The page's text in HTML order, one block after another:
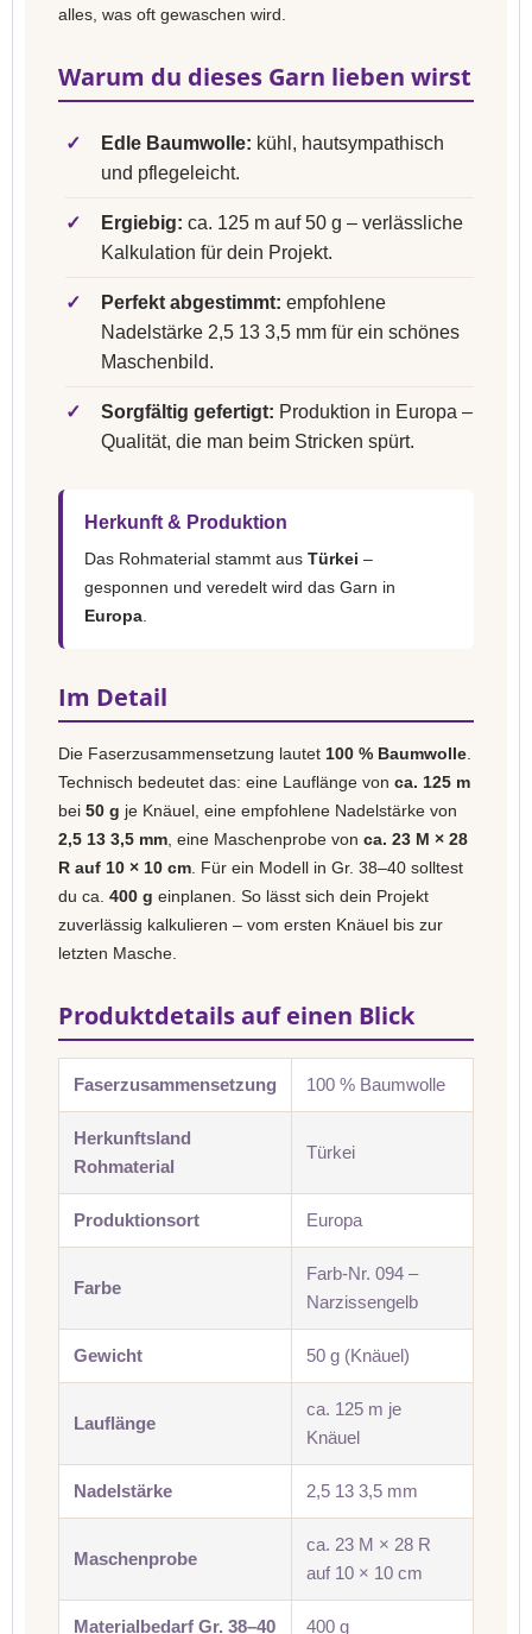
alles, was oft gewaschen wird.
Warum du dieses Garn lieben wirst
✓ Edle Baumwolle: kühl, hautsympathisch
und pflegeleicht.
✓ Ergiebig: ca. 125 m auf 50 g – verlässliche
Kalkulation für dein Projekt.
✓ Perfekt abgestimmt: empfohlene
Nadelstärke 2,5 13 3,5 mm für ein schönes
Maschenbild.
✓ Sorgfältig gefertigt: Produktion in Europa –
Qualität, die man beim Stricken spürt.
Herkunft & Produktion
Das Rohmaterial stammt aus Türkei –
gesponnen und veredelt wird das Garn in
Europa
Im Detail
Die Faserzusammensetzung lautet 100 % Baumwolle
Technisch bedeutet das: eine Lauflänge von ca. 125 m
bei 50 g je Knäuel, eine empfohlene Nadelstärke von
2,5 13 3,5 mm , eine Maschenprobe von ca. 23 M × 28
R auf 10 × 10 cm . Für ein Modell in Gr. 38–40 solltest
du ca. 400 g einplanen. So lässt sich dein Projekt
zuverlässig kalkulieren – vom ersten Knäuel bis zur
letzten Masche.
Produktdetails auf einen Blick
Faserzusammensetzung 100 % Baumwolle
Herkunftsland
Rohmaterial
Türkei
Produktionsort Europa
Farbe
Farb-Nr. 094 –
Narzissengelb
Gewicht 50 g (Knäuel)
Lauflänge
ca. 125 m je
Knäuel
Nadelstärke 2,5 13 3,5 mm
Maschenprobe
ca. 23 M × 28 R
auf 10 × 10 cm
Materialbedarf Gr. 38–40 400 g